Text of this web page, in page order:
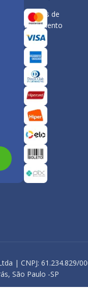
Formas de
Pagamento
| CNPJ: 61.234.829/
São Paulo -SP